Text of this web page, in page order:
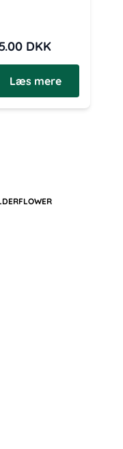
DKK
Læs mere